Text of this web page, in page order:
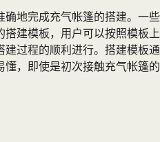
确地完成充气帐篷的搭建。一些
搭建模板，用户可以按照模板上
建过程的顺利进行。搭建模板通
懂，即使是初次接触充气帐篷的